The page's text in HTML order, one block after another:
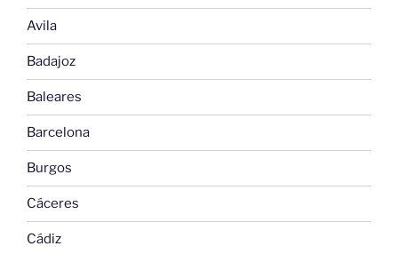
Avila
Badajoz
Baleares
Barcelona
Burgos
Cáceres
Cádiz